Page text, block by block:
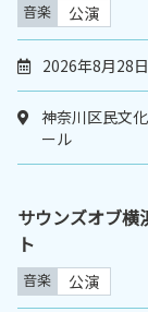
音楽 公演
2026年8月28
神奈川区民文
ール
サウンズオブ横
ト
音楽 公演